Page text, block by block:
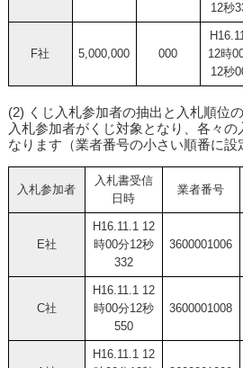
12秒
F社 5,000,000 000
12時
12秒
(2) くじ入札参加者の抽出と入札順位
入札参加者がくじ対象となり、各々の
なります（業者番号の小さい順番に設
入札参加者
入札書受信
日時
業者番号
E社
H16.11.1 12
時00分12秒
332
3600001006
C社
H16.11.1 12
時00分12秒
550
3600001008
H16.11.1 12